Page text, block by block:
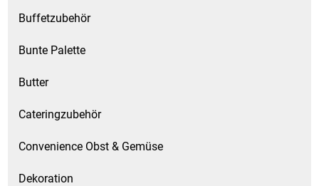
Buffetzubehör
Bunte Palette
Butter
Cateringzubehör
Convenience Obst & Gemüse
Dekoration